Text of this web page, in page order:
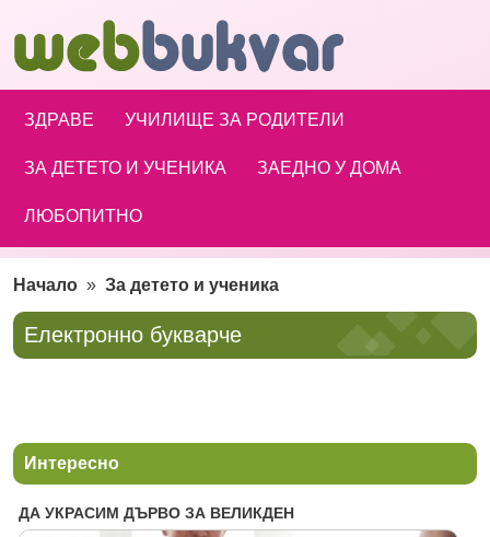
ЗДРАВЕ УЧИЛИЩЕ ЗА РОДИТЕЛИ
ЗА ДЕТЕТО И УЧЕНИКА ЗАЕДНО У ДОМА
ЛЮБОПИТНО
Начало » За детето и ученика
Електронно букварче
Интересно
ДА УКРАСИМ ДЪРВО ЗА ВЕЛИКДЕН